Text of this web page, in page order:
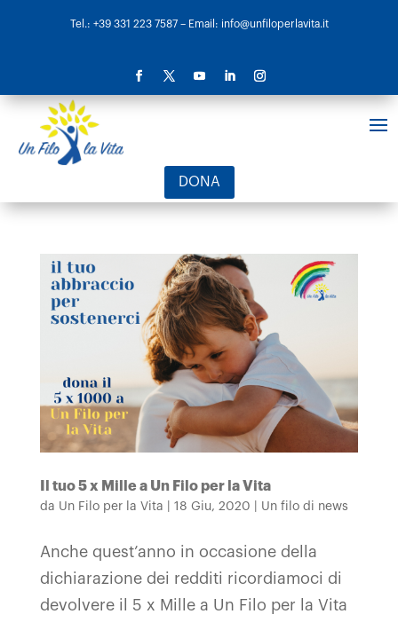
Tel.: +39 331 223 7587– Email: info@unfiloperlavita.it
DONA
Il tuo 5 x Mille a Un Filo per la Vita
da Un Filo per la Vita 18 Giu, 2020 Un filo di news
Anche quest’anno in occasione della
dichiarazione dei redditi ricordiamoci di
devolvere il 5 x Mille a Un Filo per la Vita